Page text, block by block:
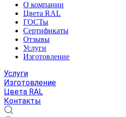
О компании
Цвета RAL
ГОСТы
Сертификаты
Отзывы
Услуги
Изготовление
Услуги
Изготовление
Цвета RAL
Контакты